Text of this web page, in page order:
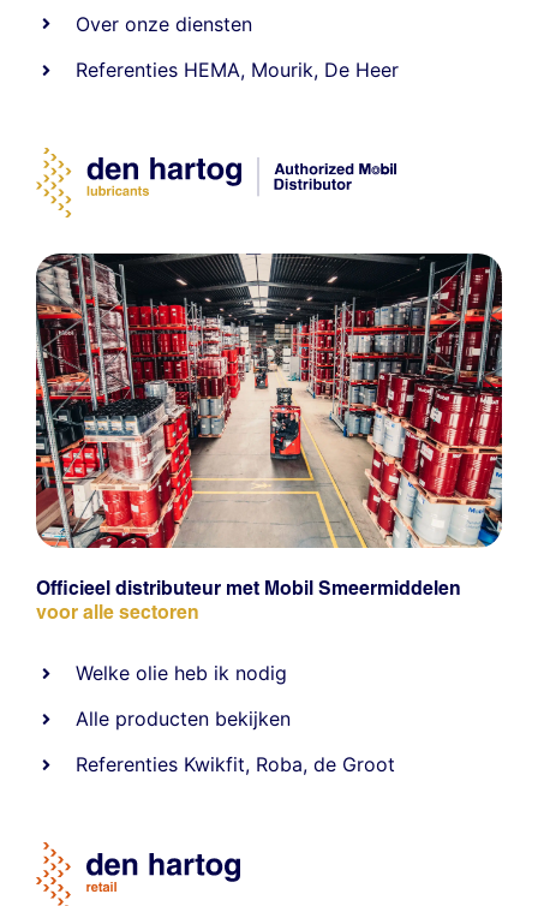
Over onze diensten
Referenties HEMA, Mourik, De Heer
Officieel distributeur met Mobil Smeermiddelen
voor alle sectoren
Welke olie heb ik nodig
Alle producten bekijken
Referenties Kwikfit, Roba,de Groot